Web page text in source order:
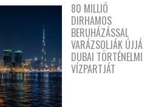
80 MILLIÓ
DIRHAMOS
BERUHÁZÁSSAL
VARÁZSOLJÁK ÚJJÁ
DUBAI TÖRTÉNELMI
VÍZPARTJÁT